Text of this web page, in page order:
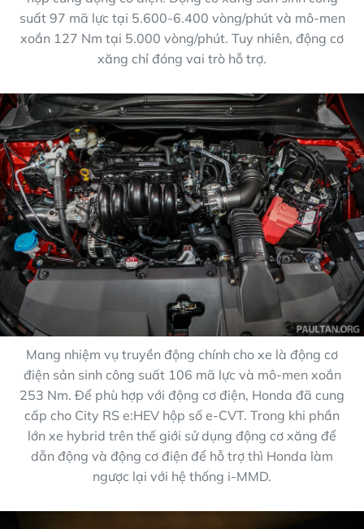
suất 97 mã lực tại 5.600-6.400 vòng/phút và mô-men
xoắn 127 Nm tại 5.000 vòng/phút. Tuy nhiên, động cơ
xăng chỉ đóng vai trò hỗ trợ.
Mang nhiệm vụ truyền động chính cho xe là động cơ
điện sản sinh công suất 106 mã lực và mô-men xoắn
253 Nm. Để phù hợp với động cơ điện, Honda đã cung
cấp cho City RS e:HEV hộp số e-CVT. Trong khi phần
lớn xe hybrid trên thế giới sử dụng động cơ xăng để
dẫn động và động cơ điện để hỗ trợ thì Honda làm
ngược lại với hệ thống i-MMD.